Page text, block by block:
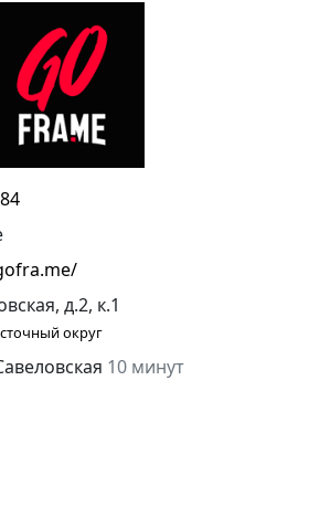
д.2, к.1
округ
10 минут